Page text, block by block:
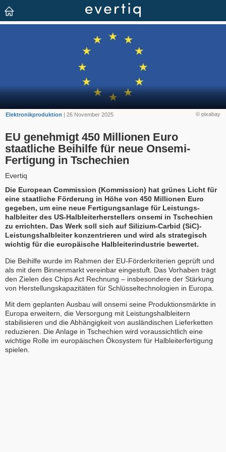
© pixabay
Elektronikproduktion | 26 November 2025
EU genehmigt 450 Millionen Euro
staatliche Beihilfe für neue Onsemi-
Fertigung in Tschechien
Evertiq
Die European Commission (Kommission) hat grünes Licht für
eine staatliche Förderung in Höhe von 450 Millionen Euro
gegeben, um eine neue Fertigungsanlage für Leistungs­
halbleiter des US-Halbleiterherstellers onsemi in Tschechien
zu errichten. Das Werk soll sich auf Silizium-Carbid (SiC)-
Leistungshalbleiter konzentrieren und wird als strategisch
wichtig für die europäische Halbleiterindustrie bewertet.
Die Beihilfe wurde im Rahmen der EU-Förderkriterien geprüft und
als mit dem Binnenmarkt vereinbar eingestuft. Das Vorhaben trägt
den Zielen des Chips Act Rechnung – insbesondere der Stärkung
von Herstellungskapazitäten für Schlüsseltechnologien in Europa.
Mit dem geplanten Ausbau will onsemi seine Produktionsmärkte in
Europa erweitern, die Versorgung mit Leistungshalbleitern
stabilisieren und die Abhängigkeit von ausländischen Lieferketten
reduzieren. Die Anlage in Tschechien wird voraussichtlich eine
wichtige Rolle im europäischen Ökosystem für Halbleiterfertigung
spielen.